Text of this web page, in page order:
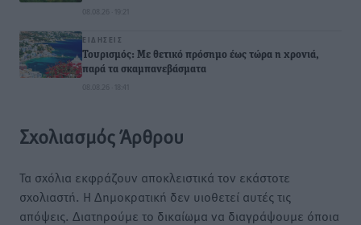
08.08.26 · 19:21
ΕΙΔΉΣΕΙΣ
Τουρισμός: Με θετικό πρόσημο έως τώρα η χρονιά,
παρά τα σκαμπανεβάσματα
08.08.26 · 18:41
Σχολιασμός Άρθρου
Τα σχόλια εκφράζουν αποκλειστικά τον εκάστοτε
σχολιαστή. Η Δημοκρατική δεν υιοθετεί αυτές τις
απόψεις. Διατηρούμε το δικαίωμα να διαγράψουμε όποια